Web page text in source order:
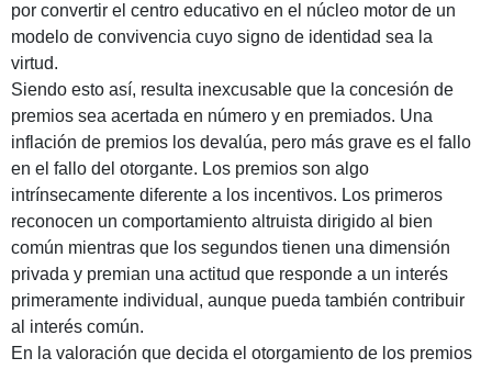
por convertir el centro educativo en el núcleo motor de un
modelo de convivencia cuyo signo de identidad sea la
virtud.
Siendo esto así, resulta inexcusable que la concesión de
premios sea acertada en número y en premiados. Una
inflación de premios los devalúa, pero más grave es el fallo
en el fallo del otorgante. Los premios son algo
intrínsecamente diferente a los incentivos. Los primeros
reconocen un comportamiento altruista dirigido al bien
común mientras que los segundos tienen una dimensión
privada y premian una actitud que responde a un interés
primeramente individual, aunque pueda también contribuir
al interés común.
En la valoración que decida el otorgamiento de los premios